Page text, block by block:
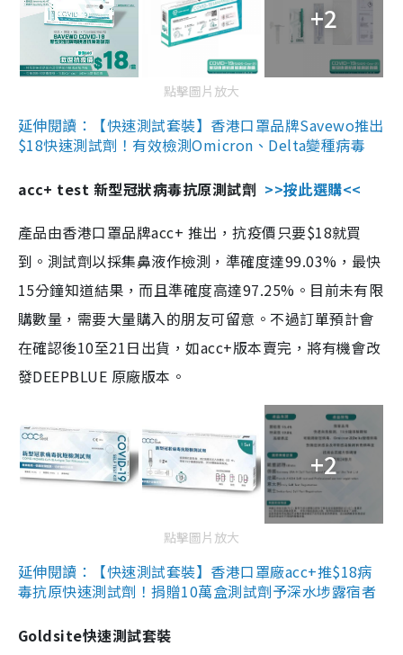
+2
點擊圖片放大
延伸閱讀：【快速測試套裝】香港口罩品牌Savewo推出
$18快速測試劑！有效檢測Omicron、Delta變種病毒
acc+ test 新型冠狀病毒抗原測試劑 >>按此選購<<
產品由香港口罩品牌acc+ 推出，抗疫價只要$18就買
到。測試劑以採集鼻液作檢測，準確度達99.03%，最快
15分鐘知道結果，而且準確度高達97.25%。目前未有限
購數量，需要大量購入的朋友可留意。不過訂單預計會
在確認後10至21日出貨，如acc+版本賣完，將有機會改
發DEEPBLUE 原廠版本。
+2
點擊圖片放大
延伸閱讀：【快速測試套裝】香港口罩廠acc+推$18病
毒抗原快速測試劑！捐贈10萬盒測試劑予深水埗露宿者
Goldsite快速測試套裝